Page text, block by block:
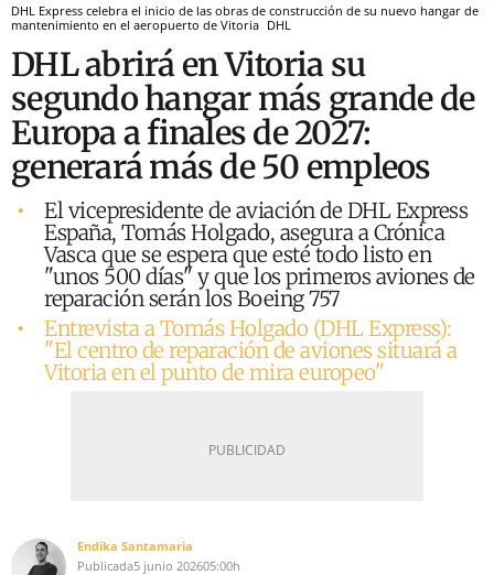
DHL Express celebra el inicio de las obras de construcción de su nuevo hangar de
mantenimiento en el aeropuerto de Vitoria DHL
DHL abrirá en Vitoria su
segundo hangar más grande de
Europa a finales de 2027:
generará más de 50 empleos
El vicepresidente de aviación de DHL Express
España, Tomás Holgado, asegura a Crónica
Vasca que se espera que esté todo listo en
"unos 500 días" y que los primeros aviones de
reparación serán los Boeing 757
Entrevista a Tomás Holgado (DHL Express):
"El centro de reparación de aviones situará a
Vitoria en el punto de mira europeo"
Endika Santamaria
Publicada5 junio 202605:00h